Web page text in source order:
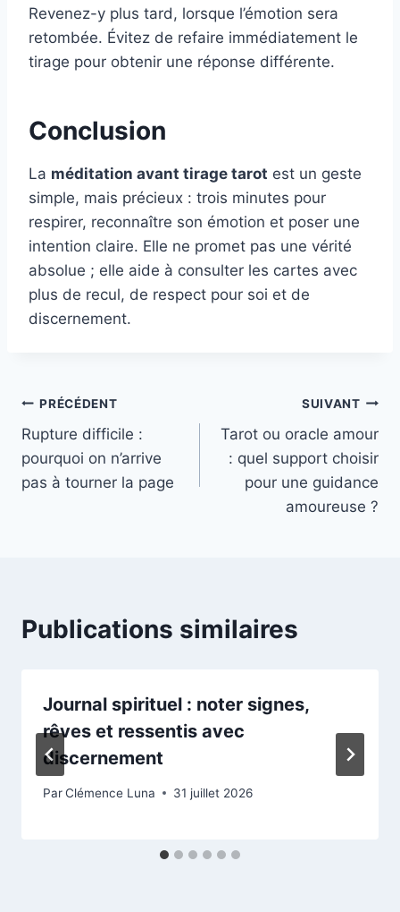
Revenez-y plus tard, lorsque l’émotion sera
retombée. Évitez de refaire immédiatement le
tirage pour obtenir une réponse différente.
Conclusion
La méditation avant tirage tarot est un geste
simple, mais précieux : trois minutes pour
respirer, reconnaître son émotion et poser une
intention claire. Elle ne promet pas une vérité
absolue ; elle aide à consulter les cartes avec
plus de recul, de respect pour soi et de
discernement.
Navigation
de
l’article
PRÉCÉDENT
Rupture difficile :
pourquoi on n’arrive
pas à tourner la page
SUIVANT
Tarot ou oracle amour
: quel support choisir
pour une guidance
amoureuse ?
Publications similaires
Journal spirituel : noter signes,
rêves et ressentis avec
discernement
ParClémence Luna 31 juillet 2026